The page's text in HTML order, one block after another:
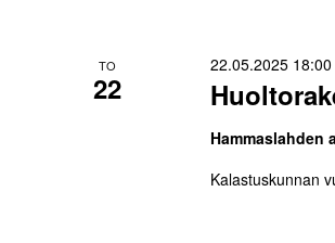
TO
22
22.05.2025 18:00
Hammaslahden
Kalastuskunnan